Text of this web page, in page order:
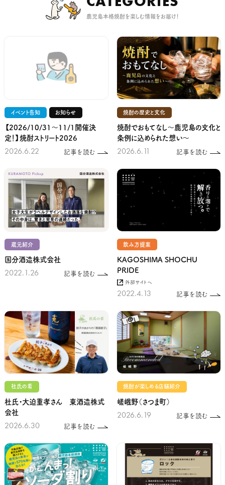
鹿児島本格焼酎を楽しむ情報をお届け！
イベント告知 お知らせ
【2026/10/31～11/1開催決
定！】焼酎ストリート2026
2026.6.22 記事を読む
焼酎の歴史と文化
焼酎でおもてなし～鹿児島の文化と
条例に込められた想い～
2026.6.11 記事を読む
蔵元紹介
国分酒造株式会社
2022.1.26 記事を読む
飲み方提案
KAGOSHIMA SHOCHU
PRIDE
外部サイトへ
2022.4.13 記事を読む
杜氏の肴
杜氏・大迫重孝さん 東酒造株式
会社
2026.6.30 記事を読む
焼酎が楽しめる店舗紹介
嵯峨野（さつま町）
2026.6.19 記事を読む